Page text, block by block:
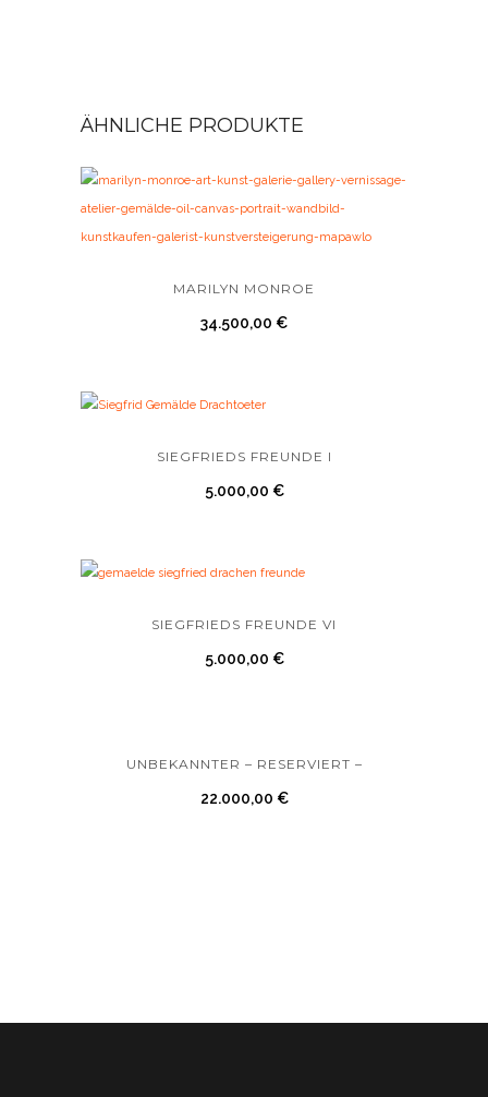
ÄHNLICHE PRODUKTE
MARILYN MONROE
34.500,00 €
SIEGFRIEDS FREUNDE I
5.000,00 €
SIEGFRIEDS FREUNDE VI
5.000,00 €
UNBEKANNTER – RESERVIERT –
22.000,00 €